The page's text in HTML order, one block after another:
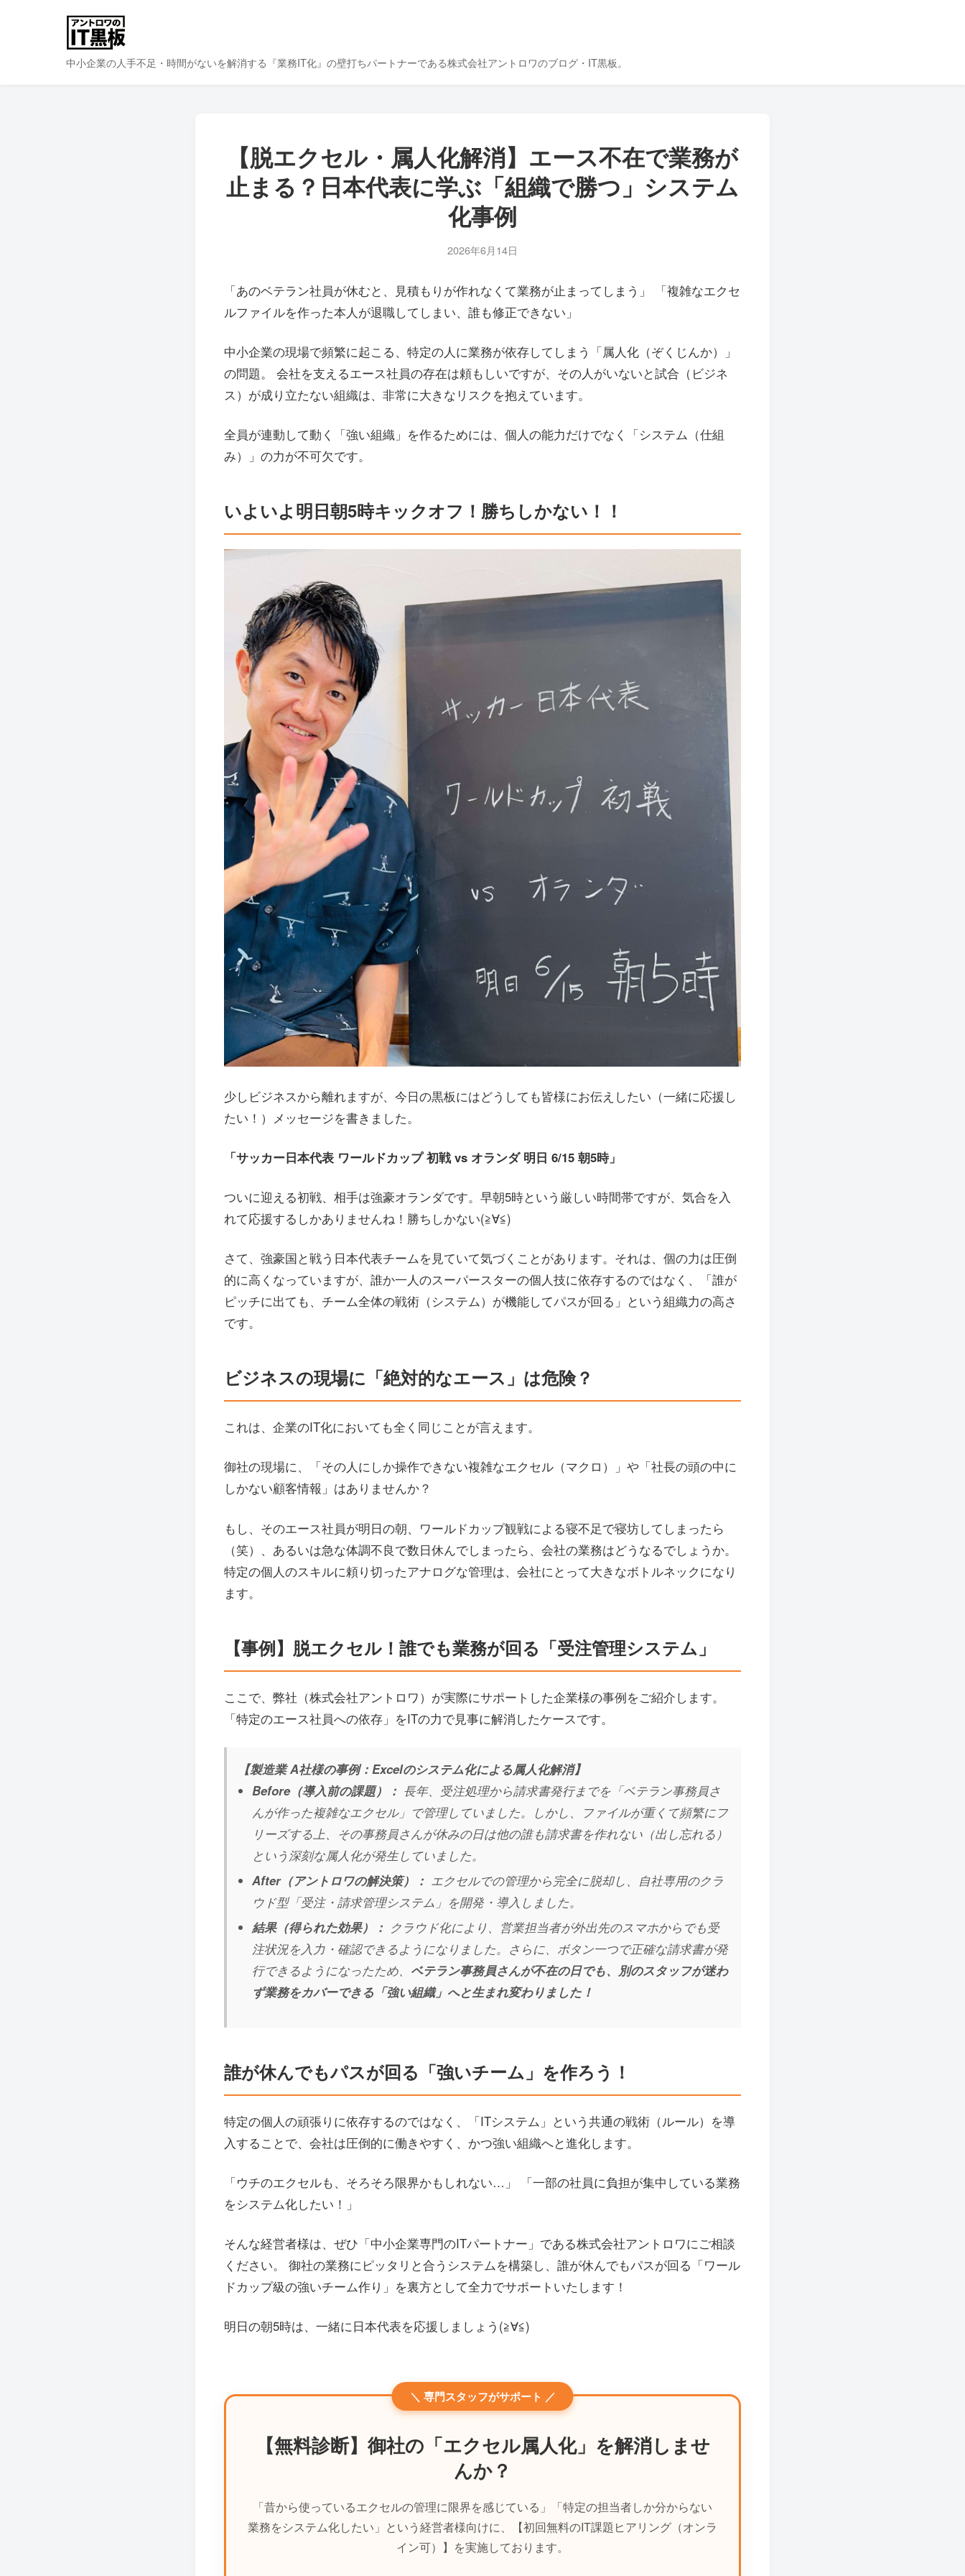
中小企業の人手不足・時間がないを解消する『業務IT化』の壁打ちパートナーである株式会社アントロワのブログ・IT黒板。
【脱エクセル・属人化解消】エース不在で業務が
止まる？日本代表に学ぶ「組織で勝つ」システム
化事例
2026年6月14日
「あのベテラン社員が休むと、見積もりが作れなくて業務が止まってしまう」 「複雑なエクセ
ルファイルを作った本人が退職してしまい、誰も修正できない」
中小企業の現場で頻繁に起こる、特定の人に業務が依存してしまう「属人化（ぞくじんか）」
の問題。 会社を支えるエース社員の存在は頼もしいですが、その人がいないと試合（ビジネ
ス）が成り立たない組織は、非常に大きなリスクを抱えています。
全員が連動して動く「強い組織」を作るためには、個人の能力だけでなく「システム（仕組
み）」の力が不可欠です。
いよいよ明日朝5時キックオフ！勝ちしかない！！
少しビジネスから離れますが、今日の黒板にはどうしても皆様にお伝えしたい（一緒に応援し
たい！）メッセージを書きました。
「サッカー日本代表 ワールドカップ 初戦 vs オランダ 明日 6/15 朝5時」
ついに迎える初戦、相手は強豪オランダです。早朝5時という厳しい時間帯ですが、気合を入
れて応援するしかありませんね！勝ちしかない(≧∀≦)
さて、強豪国と戦う日本代表チームを見ていて気づくことがあります。それは、個の力は圧倒
的に高くなっていますが、誰か一人のスーパースターの個人技に依存するのではなく、「誰が
ピッチに出ても、チーム全体の戦術（システム）が機能してパスが回る」という組織力の高さ
です。
ビジネスの現場に「絶対的なエース」は危険？
これは、企業のIT化においても全く同じことが言えます。
御社の現場に、「その人にしか操作できない複雑なエクセル（マクロ）」や「社長の頭の中に
しかない顧客情報」はありませんか？
もし、そのエース社員が明日の朝、ワールドカップ観戦による寝不足で寝坊してしまったら
（笑）、あるいは急な体調不良で数日休んでしまったら、会社の業務はどうなるでしょうか。
特定の個人のスキルに頼り切ったアナログな管理は、会社にとって大きなボトルネックになり
ます。
【事例】脱エクセル！誰でも業務が回る「受注管理システム」
ここで、弊社（株式会社アントロワ）が実際にサポートした企業様の事例をご紹介します。
「特定のエース社員への依存」をITの力で見事に解消したケースです。
【製造業 A社様の事例：Excelのシステム化による属人化解消】
Before（導入前の課題）： 長年、受注処理から請求書発行までを「ベテラン事務員さ
んが作った複雑なエクセル」で管理していました。しかし、ファイルが重くて頻繁にフ
リーズする上、その事務員さんが休みの日は他の誰も請求書を作れない（出し忘れる）
という深刻な属人化が発生していました。
After（アントロワの解決策）： エクセルでの管理から完全に脱却し、自社専用のクラ
ウド型「受注・請求管理システム」を開発・導入しました。
結果（得られた効果）： クラウド化により、営業担当者が外出先のスマホからでも受
注状況を入力・確認できるようになりました。さらに、ボタン一つで正確な請求書が発
行できるようになったため、 ベテラン事務員さんが不在の日でも、別のスタッフが迷わ
ず業務をカバーできる「強い組織」へと生まれ変わりました！
誰が休んでもパスが回る「強いチーム」を作ろう！
特定の個人の頑張りに依存するのではなく、「ITシステム」という共通の戦術（ルール）を導
入することで、会社は圧倒的に働きやすく、かつ強い組織へと進化します。
「ウチのエクセルも、そろそろ限界かもしれない…」 「一部の社員に負担が集中している業務
をシステム化したい！」
そんな経営者様は、ぜひ「中小企業専門のITパートナー」である株式会社アントロワにご相談
ください。 御社の業務にピッタリと合うシステムを構築し、誰が休んでもパスが回る「ワール
ドカップ級の強いチーム作り」を裏方として全力でサポートいたします！
明日の朝5時は、一緒に日本代表を応援しましょう(≧∀≦)
＼ 専門スタッフがサポート ／
【無料診断】御社の「エクセル属人化」を解消しませ
んか？
「昔から使っているエクセルの管理に限界を感じている」「特定の担当者しか分からない
業務をシステム化したい」という経営者様向けに、【初回無料のIT課題ヒアリング（オンラ
イン可）】を実施しております。